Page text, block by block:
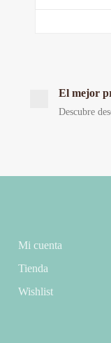
El mejor
Descubre
Mi cuenta
Tienda
Wishlist